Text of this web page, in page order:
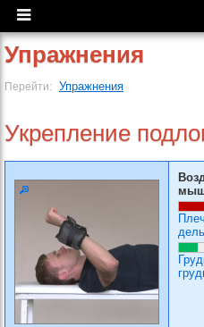
Упражнения
Перейти: Упражнения
Укрепление